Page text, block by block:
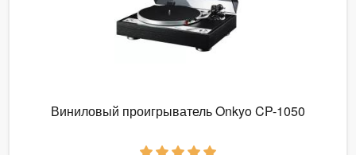
Виниловый проигрыватель Onkyo CP-1050